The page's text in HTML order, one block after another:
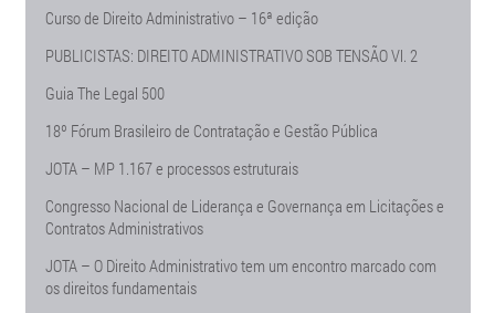
Curso de Direito Administrativo – 16ª edição
PUBLICISTAS: DIREITO ADMINISTRATIVO SOB TENSÃO Vl. 2
Guia The Legal 500
18º Fórum Brasileiro de Contratação e Gestão Pública
JOTA – MP 1.167 e processos estruturais
Congresso Nacional de Liderança e Governança em Licitações e
Contratos Administrativos
JOTA – O Direito Administrativo tem um encontro marcado com
os direitos fundamentais